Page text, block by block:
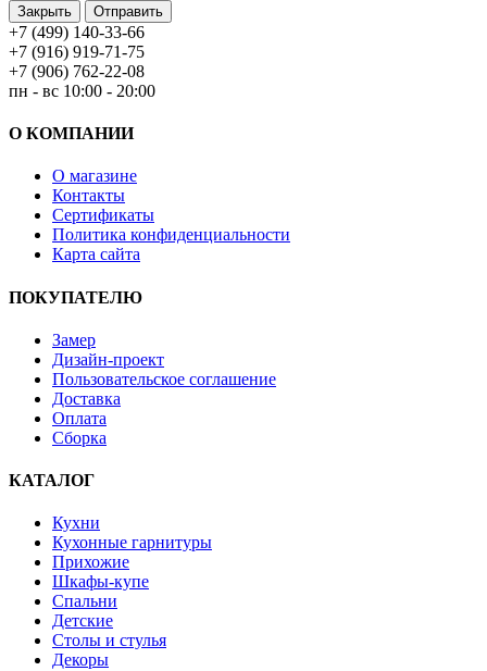
Закрыть Отправить
+7 (499) 140-33-66
+7 (916) 919-71-75
+7 (906) 762-22-08
пн - вс 10:00 - 20:00
О КОМПАНИИ
О магазине
Контакты
Сертификаты
Политика конфиденциальности
Карта сайта
ПОКУПАТЕЛЮ
Замер
Дизайн-проект
Пользовательское соглашение
Доставка
Оплата
Сборка
КАТАЛОГ
Кухни
Кухонные гарнитуры
Прихожие
Шкафы-купе
Спальни
Детские
Столы и стулья
Декоры